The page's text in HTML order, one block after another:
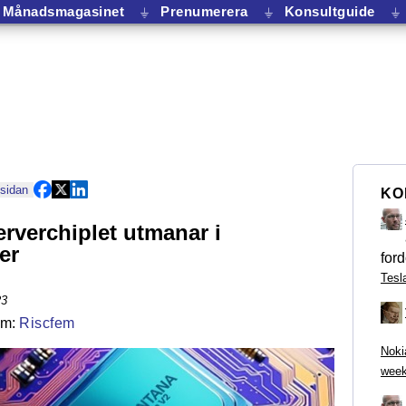
Månadsmagasinet ⏚ Prenumerera ⏚ Konsultguide ⏚
utmanar i
Riscfem